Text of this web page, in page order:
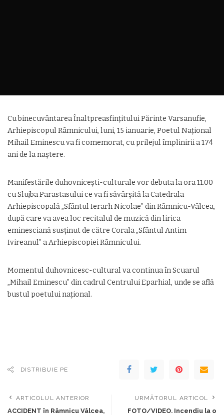
Cu binecuvântarea Înaltpreasfințitului Părinte Varsanufie,
Arhiepiscopul Râmnicului, luni, 15 ianuarie, Poetul Naţional
Mihail Eminescu va fi comemorat, cu prilejul împlinirii a 174
ani de la naştere.
Manifestările duhovnicești-culturale vor debuta la ora 11.00
cu Slujba Parastasului ce va fi săvârșită la Catedrala
Arhiepiscopală „Sfântul Ierarh Nicolae” din Râmnicu-Vâlcea,
după care va avea loc recitalul de muzică din lirica
eminesciană susținut de către Corala „Sfântul Antim
Ivireanul” a Arhiepiscopiei Râmnicului.
Momentul duhovnicesc-cultural va continua în Scuarul
„Mihail Eminescu” din cadrul Centrului Eparhial, unde se află
bustul poetului național.
DISTRIBUIE PE
ARTICOLUL ANTERIOR
ACCIDENT în Râmnicu Vâlcea,
URMĂTORUL ARTICOL
FOTO/VIDEO. Incendiu la o